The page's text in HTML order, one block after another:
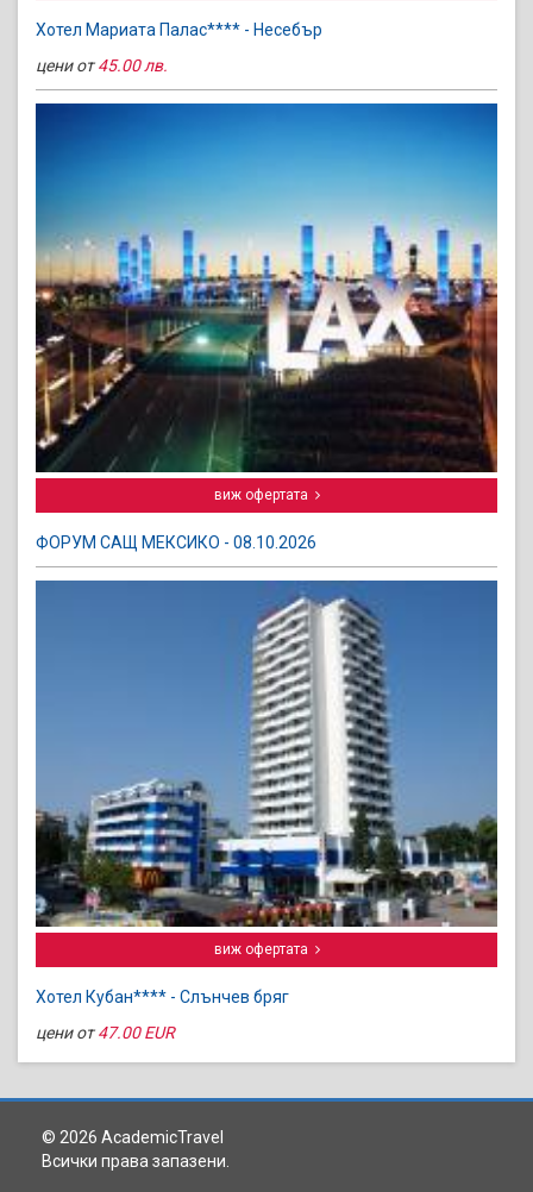
Хотел Мариата Палас**** - Несебър
цени от45.00 лв.
виж офертата
ФОРУМ САЩ МЕКСИКО - 08.10.2026
виж офертата
Хотел Кубан**** - Слънчев бряг
цени от47.00 EUR
© 2026 AcademicTravel
Всички права запазени.